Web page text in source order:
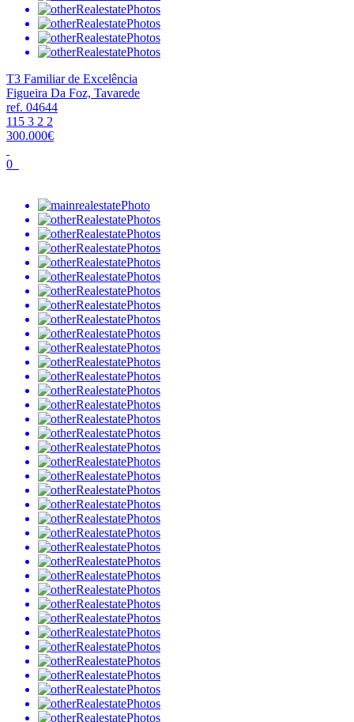
T3 Familiar de Excelência
Figueira Da Foz, Tavarede
ref. 04644
115 3 2 2
300.000€
0